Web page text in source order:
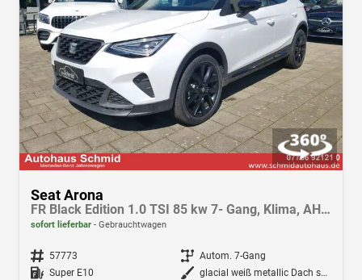
Seat Arona
FR Black Edition 1.0 TSI 85 kw 7- Gang, Klima, AHK, Navi, LED, Fahrassistenz-Paket, Winterpak., Android Auto, Apple CarPlay
sofort lieferbar Gebrauchtwagen
Fahrzeugnr. 57773 Getriebe Autom. 7-Gang
Kraftstoff Super E10 Außenfarbe
glacial weiß metallic Dach schwarz